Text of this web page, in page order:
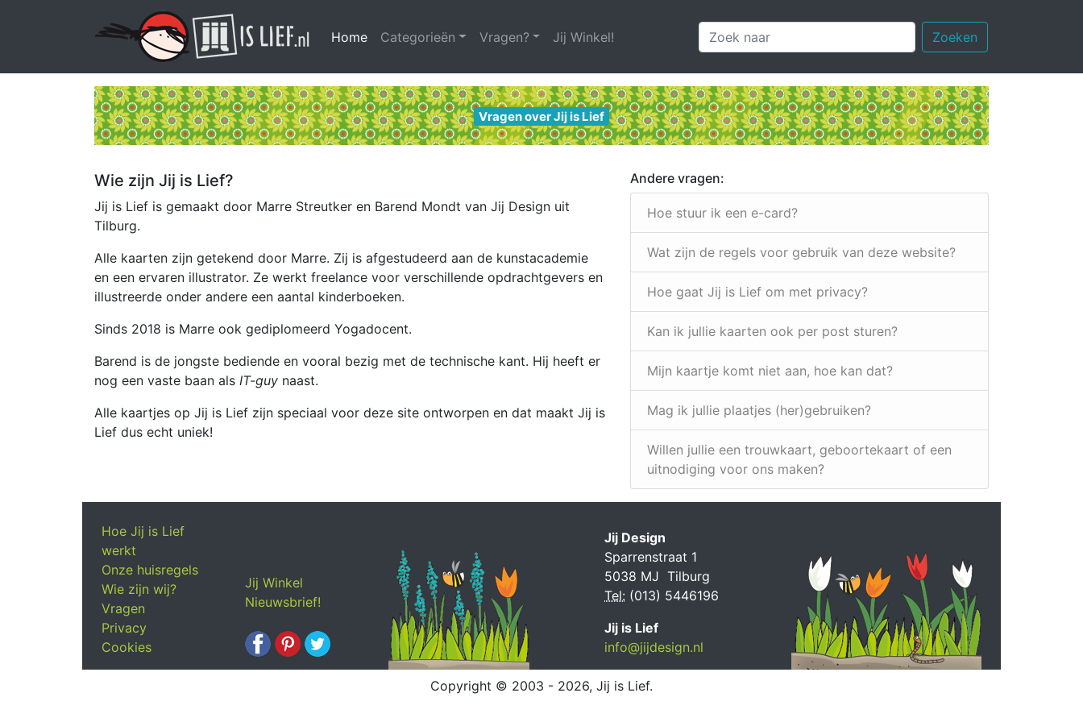
Home (huidige)
Categorieën Vragen? Jij Winkel! Zoeken
Vragen over Jij is Lief
Wie zijn Jij is Lief?
Jij is Lief is gemaakt door Marre Streutker en Barend Mondt van Jij Design uit
Tilburg.
Alle kaarten zijn getekend door Marre. Zij is afgestudeerd aan de kunstacademie
en een ervaren illustrator. Ze werkt freelance voor verschillende opdrachtgevers en
illustreerde onder andere een aantal kinderboeken.
Sinds 2018 is Marre ook gediplomeerd Yogadocent.
Barend is de jongste bediende en vooral bezig met de technische kant. Hij heeft er
nog een vaste baan als IT-guy naast.
Alle kaartjes op Jij is Lief zijn speciaal voor deze site ontworpen en dat maakt Jij is
Lief dus echt uniek!
Andere vragen:
Hoe stuur ik een e-card?
Wat zijn de regels voor gebruik van deze website?
Hoe gaat Jij is Lief om met privacy?
Kan ik jullie kaarten ook per post sturen?
Mijn kaartje komt niet aan, hoe kan dat?
Mag ik jullie plaatjes (her)gebruiken?
Willen jullie een trouwkaart, geboortekaart of een
uitnodiging voor ons maken?
Hoe Jij is Lief
werkt
Onze huisregels
Wie zijn wij?
Vragen
Privacy
Cookies
Jij Winkel
Nieuwsbrief!
Jij Design
Sparrenstraat 1
5038 MJ Tilburg
Tel: (013) 5446196
Jij is Lief
info@jijdesign.nl
Copyright © 2003 - 2026, Jij is Lief.